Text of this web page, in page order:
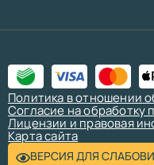
ВЕРСИЯ ДЛЯ
Политика в отношении
Согласие на обработку
Лицензии и правовая
Карта сайта